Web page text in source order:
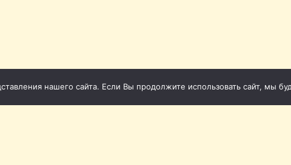
нашего сайта. Если Вы продолжите использовать сайт, мы